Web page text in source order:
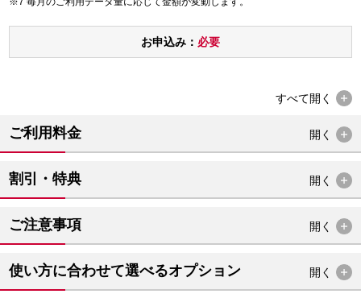
お申込み： 必要
すべて開く
ご利用料金 開く
割引・特典 開く
ご注意事項 開く
使い方に合わせて選べるオプション 開く